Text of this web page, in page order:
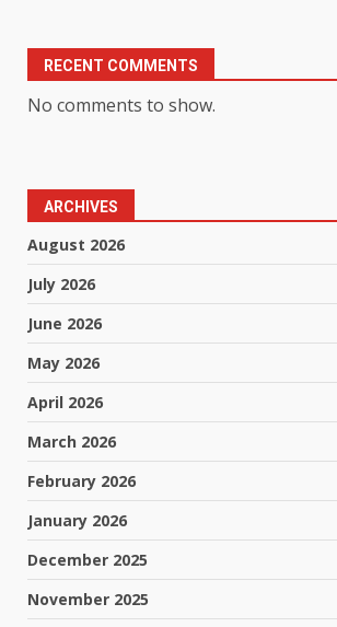
RECENT COMMENTS
No comments to show.
ARCHIVES
August 2026
July 2026
June 2026
May 2026
April 2026
March 2026
February 2026
January 2026
December 2025
November 2025